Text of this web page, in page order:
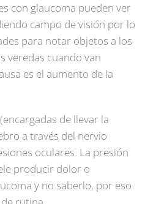
con glaucoma pueden ver
campo de visión por lo
para notar objetos a los
veredas cuando van
es el aumento de la
de llevar la
a través del nervio
oculares. La presión
producir dolor o
y no saberlo, por eso